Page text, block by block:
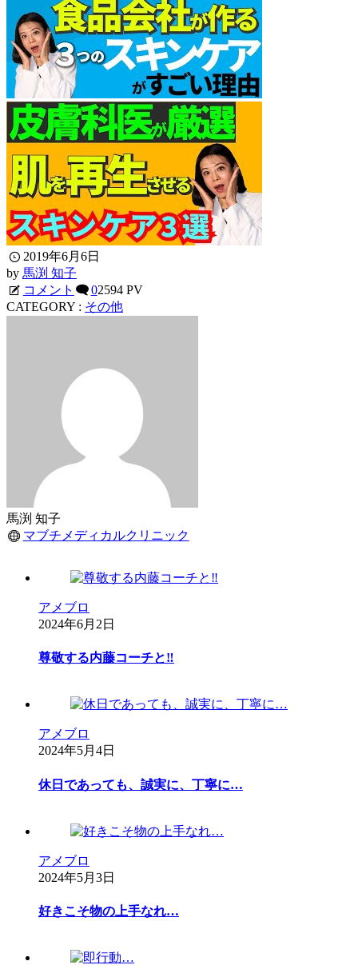
2019年6月6日
by 馬渕 知子
コメント
02594 PV
CATEGORY : その他
馬渕 知子
マブチメディカルクリニック
アメブロ
2024年6月2日
尊敬する内藤コーチと‼︎
アメブロ
2024年5月4日
休日であっても、誠実に、丁寧に…
アメブロ
2024年5月3日
好きこそ物の上手なれ…